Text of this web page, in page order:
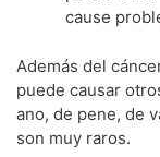
cause
Además del
puede causar
ano, de pene, de
son muy raros.